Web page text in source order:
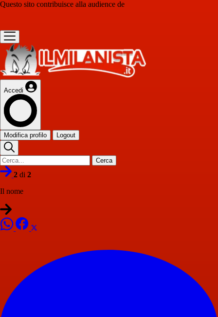
Questo sito contribuisce alla audience de
Accedi
Modifica profilo Logout
Cerca
2 di 2
Il nome